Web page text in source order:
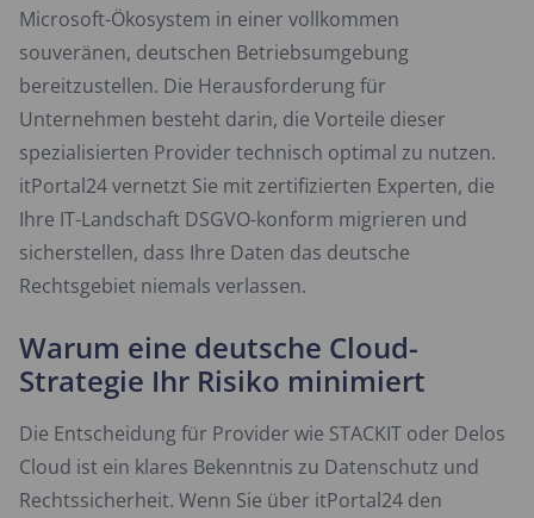
Microsoft-Ökosystem in einer vollkommen
souveränen, deutschen Betriebsumgebung
bereitzustellen. Die Herausforderung für
Unternehmen besteht darin, die Vorteile dieser
spezialisierten Provider technisch optimal zu nutzen.
itPortal24 vernetzt Sie mit zertifizierten Experten, die
Ihre IT-Landschaft DSGVO-konform migrieren und
sicherstellen, dass Ihre Daten das deutsche
Rechtsgebiet niemals verlassen.
Warum eine deutsche Cloud-
Strategie Ihr Risiko minimiert
Die Entscheidung für Provider wie STACKIT oder Delos
Cloud ist ein klares Bekenntnis zu Datenschutz und
Rechtssicherheit. Wenn Sie über itPortal24 den